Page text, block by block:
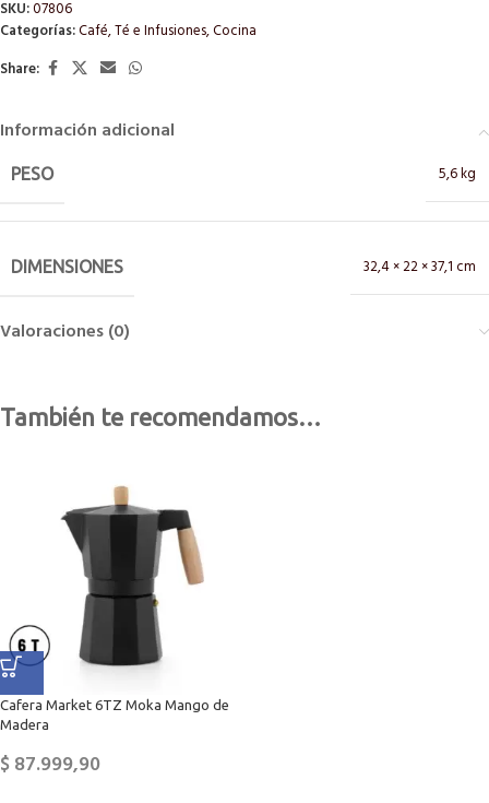
SKU:07806
Categorías:Café, Té e Infusiones,Cocina
Share:
Información adicional
PESO 5,6 kg
DIMENSIONES 32,4 × 22 × 37,1 cm
Valoraciones (0)
También te recomendamos…
Cafera Market 6TZ Moka Mango de
Madera
$87.999,90